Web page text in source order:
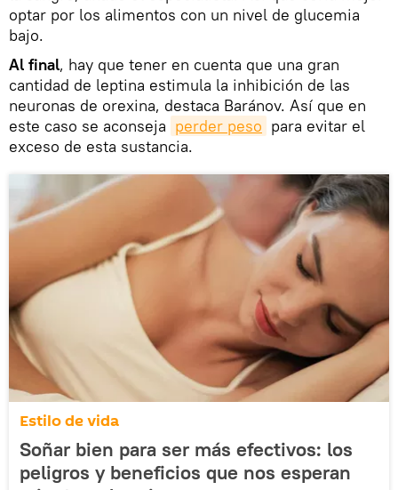
optar por los alimentos con un nivel de glucemia
bajo.
Al final, hay que tener en cuenta que una gran
cantidad de leptina estimula la inhibición de las
neuronas de orexina, destaca Baránov. Así que en
este caso se aconseja perder peso para evitar el
exceso de esta sustancia.
Estilo de vida
Soñar bien para ser más efectivos: los
peligros y beneficios que nos esperan